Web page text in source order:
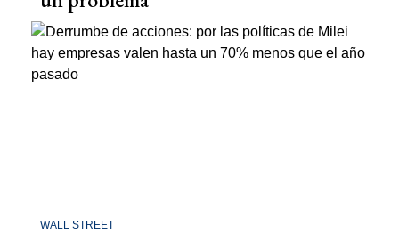
WALL STREET